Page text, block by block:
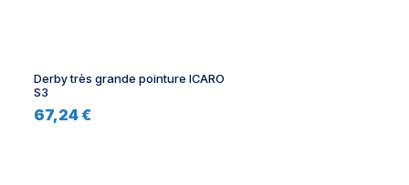
Derby très grande pointure ICARO
S3
67,24 €